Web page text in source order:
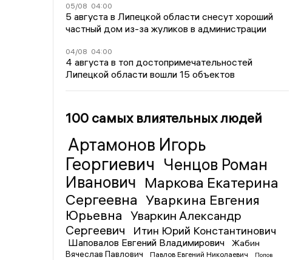
05/08 04:00
5 августа в Липецкой области снесут хороший
частный дом из-за жуликов в администрации
04/08 04:00
4 августа в топ достопримечательностей
Липецкой области вошли 15 объектов
100 самых влиятельных людей
Артамонов Игорь
Георгиевич Ченцов Роман
Иванович Маркова Екатерина
Сергеевна Уваркина Евгения
Юрьевна
Уваркин Александр
Сергеевич
Итин Юрий Константинович
Шаповалов Евгений Владимирович
Жабин
Вячеслав Павлович
Павлов Евгений Николаевич
Попов